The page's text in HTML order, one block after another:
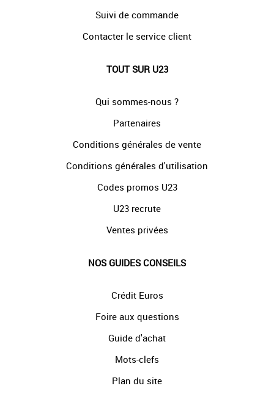
Suivi de commande
Contacter le service client
TOUT SUR U23
Qui sommes-nous ?
Partenaires
Conditions générales de vente
Conditions générales d'utilisation
Codes promos U23
U23 recrute
Ventes privées
NOS GUIDES CONSEILS
Crédit Euros
Foire aux questions
Guide d'achat
Mots-clefs
Plan du site